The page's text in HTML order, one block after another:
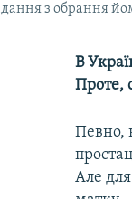
з обрання
В
Проте,
Певно,
Але